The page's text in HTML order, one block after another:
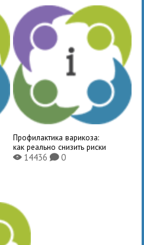
Профилактика варикоза:
как реально снизить риски
X14436 K0